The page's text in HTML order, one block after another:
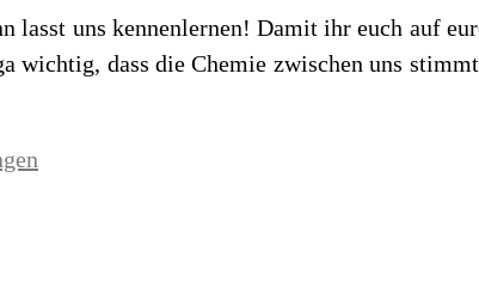
lasst uns kennenlernen! Damit ihr euch auf
wichtig, dass die Chemie zwischen uns